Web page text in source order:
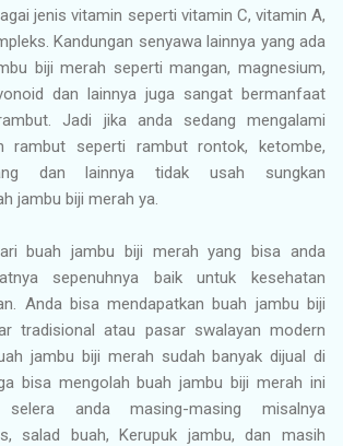
jenis vitamin seperti vitamin C, vitamin A,
Kandungan senyawa lainnya yang ada
biji merah seperti mangan, magnesium,
dan lainnya juga sangat bermanfaat
Jadi jika anda sedang mengalami
rambut seperti rambut rontok, ketombe,
dan lainnya tidak usah sungkan
jambu biji merah ya.
buah jambu biji merah yang bisa anda
sepenuhnya baik untuk kesehatan
Anda bisa mendapatkan buah jambu biji
tradisional atau pasar swalayan modern
jambu biji merah sudah banyak dijual di
bisa mengolah buah jambu biji merah ini
anda masing-masing misalnya
salad buah, Kerupuk jambu, dan masih